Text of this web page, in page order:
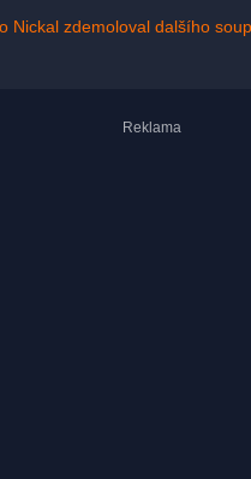
Nickal zdemoloval dalšího